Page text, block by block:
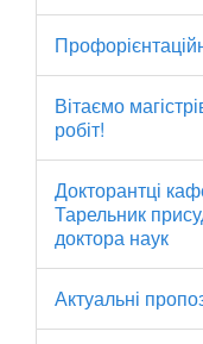
Вітаємо
робіт!
Докторантці
Тарельник
доктора наук
Актуальні